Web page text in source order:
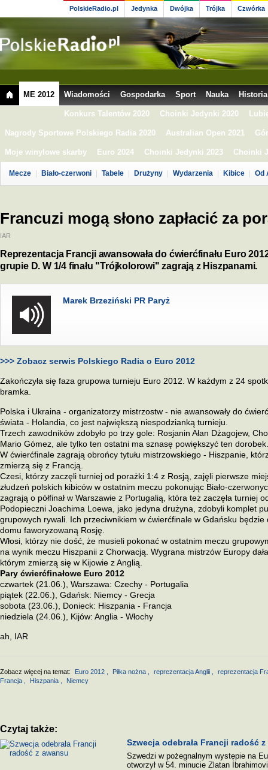
PolskieRadio.pl Jedynka Dwójka Trójka Czwórka
ME 2012 Wiadomości Gospodarka Sport Nauka Historia
Konkurs Talentów 2020 Choinki Jedynki 2020
Nagrody Sportowe Polskiego Radia 2020 Australian Open 2021
Moje winylowe skarby Euro 2024 Choinki Jedynki 2023 Choinki
Mecze Biało-czerwoni Tabele Drużyny Wydarzenia Kibice Od
Francuzi mogą słono zapłacić za
IAR
Reprezentacja Francji awansowała do ćwierćfinału Euro
grupie D. W 1/4 finału "Trójkolorowi" zagrają z Hiszpanami.
Marek Brzeziński PR Paryż
>>> Zobacz serwis Polskiego Radia o Euro 2012
Zakończyła się faza grupowa turnieju Euro 2012. W każdym z 24
bramka.
Polska i Ukraina - organizatorzy mistrzostw - nie awansowały do
świata - Holandia, co jest największą niespodzianką turnieju.
Trzech zawodników zdobyło po trzy gole: Rosjanin Ałan Dżagojew,
Mario Gómez, ale tylko ten ostatni ma sznasę powiększyć ten dorobek.
W ćwierćfinale zagrają obrońcy tytułu mistrzowskiego - Hiszpanie,
zmierzą się z Francją.
Czesi, którzy zaczęli turniej od porażki 1:4 z Rosją, zajęli pierwsze
złudzeń polskich kibiców w ostatnim meczu pokonując Biało-
zagrają o półfinał w Warszawie z Portugalią, która też zaczęła turniej
Podopieczni Joachima Loewa, jako jedyna drużyna, zdobyli komplet
grupowych rywali. Ich przeciwnikiem w ćwierćfinale w Gdańsku będzie
domu faworyzowaną Rosję.
Włosi, którzy nie dość, że musieli pokonać w ostatnim meczu
na wynik meczu Hiszpanii z Chorwacją. Wygrana mistrzów Europy
którym zmierzą się w Kijowie z Anglią.
Pary ćwierćfinałowe Euro 2012
czwartek (21.06.), Warszawa: Czechy - Portugalia
piątek (22.06.), Gdańsk: Niemcy - Grecja
sobota (23.06.), Donieck: Hiszpania - Francja
niedziela (24.06.), Kijów: Anglia - Włochy
ah, IAR
Zobacz więcej na temat: Euro 2012 Piłka nożna reprezentacja Anglii
reprezentacja
Francja
Hiszpania Niemcy
Czytaj także:
Szwecja odebrała Francji radość
Szwedzi w pożegnalnym występie na
otworzył w 54. minucie Zlatan